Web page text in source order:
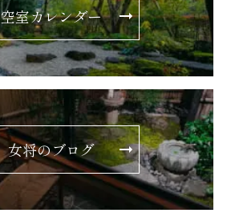
空室カレンダー
女将のブログ